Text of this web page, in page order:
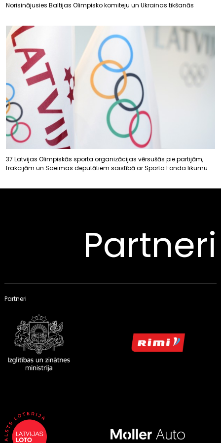
Norisinājusies Baltijas Olimpisko komiteju un Ukrainas tikšanās
37 Latvijas Olimpiskās sporta organizācijas vērsušās pie partijām,
frakcijām un Saeimas deputātiem saistībā ar Sporta Fonda likumu
Partneri
Partneri